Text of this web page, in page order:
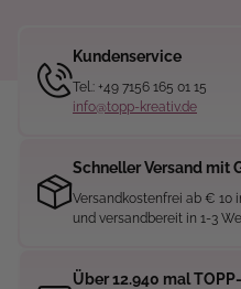
Kundenservice
Tel.: +49 7156 165 01 15
info@topp-kreativ.de
Schneller Versand mit
Versandkostenfrei ab € 10
und versandbereit in 1-3
Über 12.940 mal